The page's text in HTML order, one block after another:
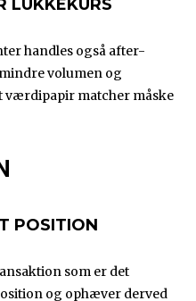
LUKKEKURS
handles også after-
volumen og
værdipapir matcher måske
POSITION
som er det
og ophæver derved